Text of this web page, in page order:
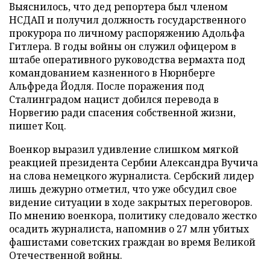
Выяснилось, что дед репортера был членом
НСДАП и получил должность государственного
прокурора по личному распоряжению Адольфа
Гитлера. В годы войны он служил офицером в
штабе оперативного руководства вермахта под
командованием казненного в Нюрнберге
Альфреда Йодля. После поражения под
Сталинградом нацист добился перевода в
Норвегию ради спасения собственной жизни,
пишет Коц.
Военкор выразил удивление слишком мягкой
реакцией президента Сербии Александра Вучича
на слова немецкого журналиста. Сербский лидер
лишь дежурно отметил, что уже обсудил свое
видение ситуации в ходе закрытых переговоров.
По мнению военкора, политику следовало жестко
осадить журналиста, напомнив о 27 млн убитых
фашистами советских граждан во время Великой
Отечественной войны.